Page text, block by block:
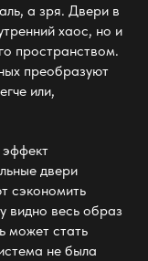
а зря. Двери в
хаос, но и
пространством.
преобразуют
или,
двери
сэкономить
видно весь образ
может стать
не была